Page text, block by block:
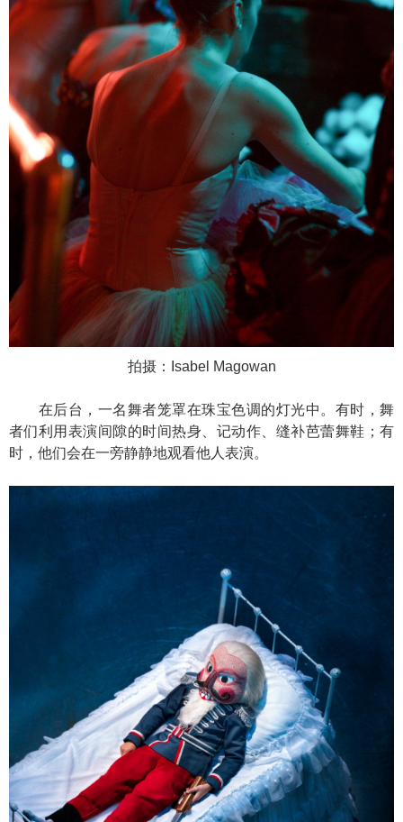
拍摄：Isabel Magowan
在后台，一名舞者笼罩在珠宝色调的灯光中。有时，舞
者们利用表演间隙的时间热身、记动作、缝补芭蕾舞鞋；有
时，他们会在一旁静静地观看他人表演。